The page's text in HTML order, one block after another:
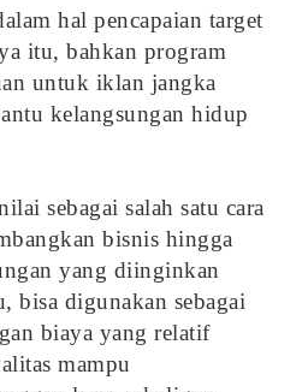
hal pencapaian target
itu, bahkan program
untuk iklan jangka
kelangsungan hidup
sebagai salah satu cara
bisnis hingga
yang diinginkan
bisa digunakan sebagai
biaya yang relatif
mampu